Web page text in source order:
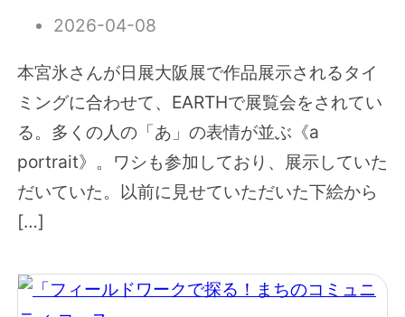
2026-04-08
本宮氷さんが日展大阪展で作品展示されるタイ
ミングに合わせて、EARTHで展覧会をされてい
る。多くの人の「あ」の表情が並ぶ《a
portrait》。ワシも参加しており、展示していた
だいていた。以前に見せていただいた下絵から
[…]